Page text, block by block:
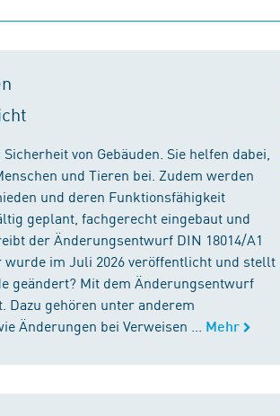
von Gebäuden. Sie helfen dabei,
und Tieren bei. Zudem werden
und deren Funktionsfähigkeit
geplant, fachgerecht eingebaut und
der Änderungsentwurf DIN 18014/A1
wurde im Juli 2026 veröffentlicht und stellt
geändert? Mit dem Änderungsentwurf
gehören unter anderem
Änderungen bei Verweisen ...
Mehr